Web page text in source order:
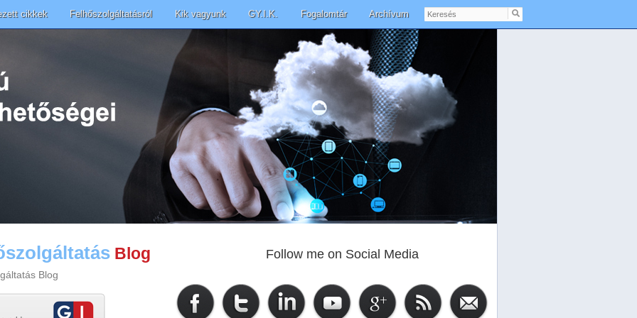
cikkek Felhőszolgáltatásról Kik vagyunk GY.I.K. Fogalomtár Archívum
Keresés
Blog
Blog
Follow me on Social Media